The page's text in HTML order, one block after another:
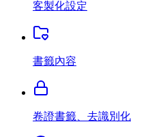
客製化設定
書籤內容
卷證書籤、去識別化